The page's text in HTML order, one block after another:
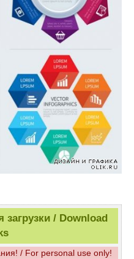
/ Download
/ For personal use only!